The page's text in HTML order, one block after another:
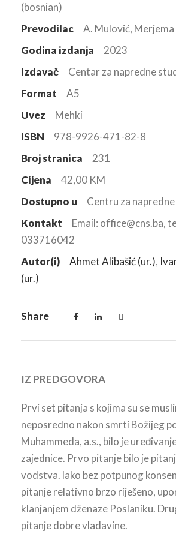
(bosnian)
Prevodilac
A. Mulović,
Godina izdanja
2023
Izdavač
Centar za napredne
Format
A5
Uvez
Mehki
ISBN
978-9926-471-82-8
Broj stranica
231
Cijena
42,00 KM
Dostupno u
Centru za
Kontakt
Email: office@cns.ba,
033716042
Autor(i)
Ahmet Alibašić (ur.),
(ur.)
Share
IZ PREDGOVORA
Prvi set pitanja s kojima su se
neposredno nakon smrti Božijeg
Muhammeda, a.s., bilo je
zajednice. Prvo pitanje bilo je
vodstva. lako bez potpunog
pitanje relativno brzo riješeno,
klanjanjem dženaze Poslaniku.
pitanje dobre vladavine.